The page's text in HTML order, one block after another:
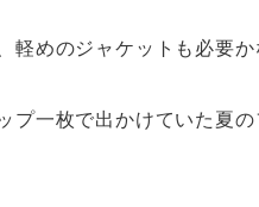
軽めのジャケットも必要か
プ一枚で出かけていた夏